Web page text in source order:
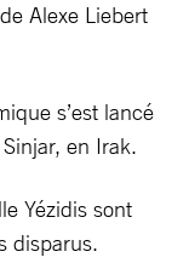
Alexe Liebert
s’est lancé
en Irak.
Yézidis sont
disparus.